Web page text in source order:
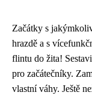
Začátky s
hrazdě a s
flintu do žita!
pro začátečníky.
vlastní váhy. Ještě